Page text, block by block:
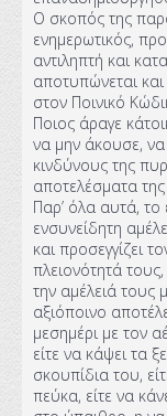
Ο σκοπός της
ενημερωτικός,
αντιληπτή και
αποτυπώνεται
στον Ποινικό
Ποιος άραγε
να μην άκουσε,
κινδύνους της
αποτελέσματα
Παρ’ όλα αυτά,
ενσυνείδητη
και προσεγγίζει
πλειονότητά
την αμέλειά τους
αξιόποινο
μεσημέρι με τον
είτε να κάψει τα
σκουπίδια του,
πεύκα, είτε να